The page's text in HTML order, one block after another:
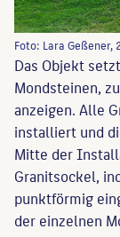
Foto: Lara Geßener,
Das Objekt
Mondsteinen,
anzeigen. Alle
installiert und
Mitte der
Granitsockel,
punktförmig
der einzelnen